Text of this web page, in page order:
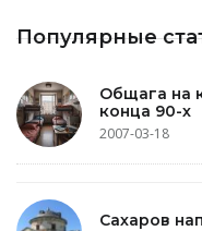
Популярные
Общага на
конца 90-х
2007-03-18
Сахаров